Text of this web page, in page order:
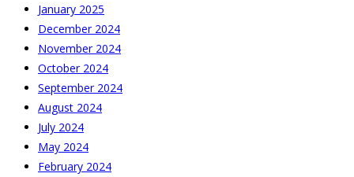
January 2025
December 2024
November 2024
October 2024
September 2024
August 2024
July 2024
May 2024
February 2024